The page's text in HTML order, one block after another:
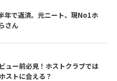
年で返済。元ニート、現No1ホ
さん
ュー前必見！ホストクラブでは
ストに会える？